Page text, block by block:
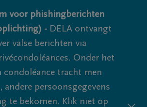
voor phishingberichten
- DELA ontvangt
valse berichten via
Onder het
condoléance tracht men
andere persoonsgegevens
te bekomen. Klik niet op